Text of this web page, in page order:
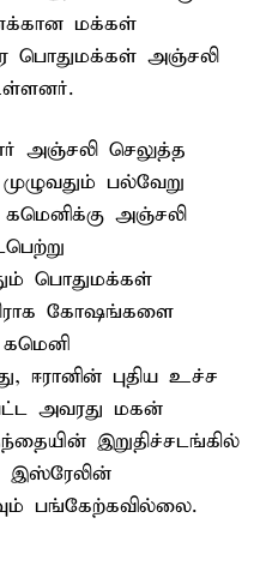
மக்கள்
பொதுமக்கள் அஞ்சலி
அஞ்சலி செலுத்த
பல்வேறு
அஞ்சலி
பொதுமக்கள்
கோஷங்களை
புதிய உச்ச
அவரது மகன்
இறுதிச்சடங்கில்
இஸ்ரேலின்
பங்கேற்கவில்லை.